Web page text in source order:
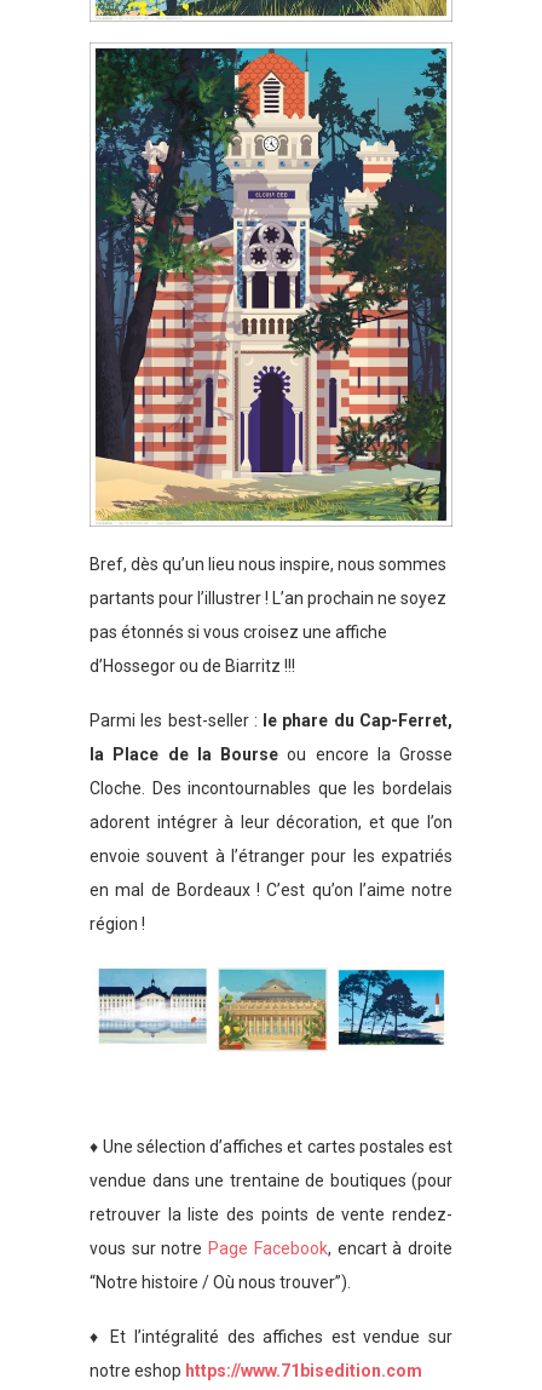
Bref, dès qu’un lieu nous inspire, nous sommes
partants pour l’illustrer ! L’an prochain ne soyez
pas étonnés si vous croisez une affiche
d’Hossegor ou de Biarritz !!!
Parmi les best-seller :
le phare du Cap-Ferret,
la Place de la Bourse ou encore la Grosse
Cloche. Des incontournables que les bordelais
adorent intégrer à leur décoration, et que l’on
envoie souvent à l’étranger pour les expatriés
en mal de Bordeaux ! C’est qu’on l’aime notre
région !
♦ Une sélection d’affiches et cartes postales est
vendue dans une trentaine de boutiques (pour
retrouver la liste des points de vente rendez-
vous sur notre Page Facebook, encart à droite
“Notre histoire / Où nous trouver”).
♦ Et l’intégralité des affiches est vendue sur
notre eshop https://www.71bisedition.com